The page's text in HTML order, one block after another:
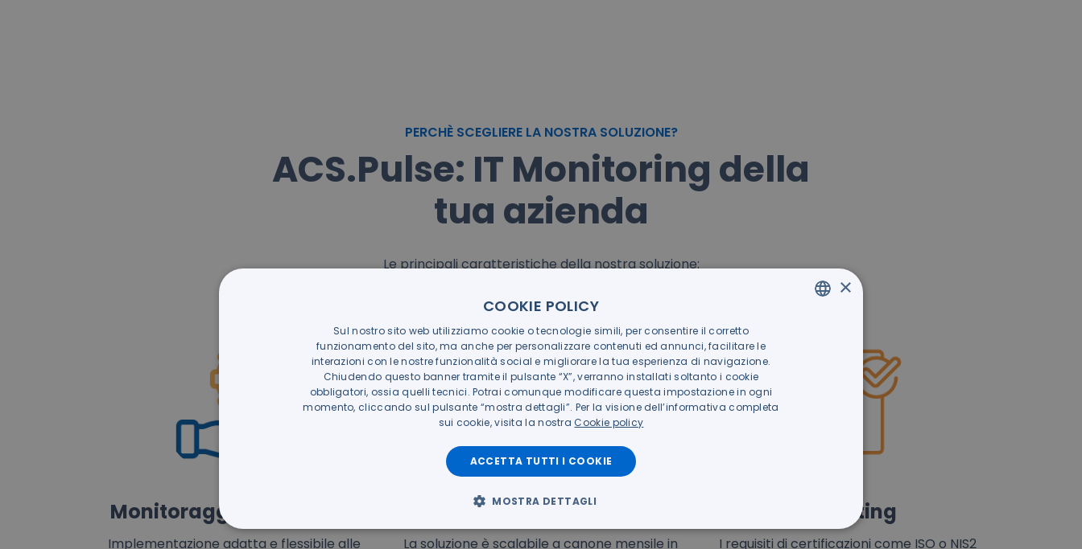
PERCHÈ SCEGLIERE LA NOSTRA SOLUZIONE?
ACS.Pulse: IT Monitoring della
tua azienda
Le principali caratteristiche della nostra soluzione:
Monitoraggio e supporto
Implementazione adatta e flessibile alle
Soluzione scalabile
La soluzione è scalabile a canone mensile in
Reporting
I requisiti di certificazioni come ISO o NIS2
×
COOKIE POLICY
Sul nostro sito web utilizziamo cookie o tecnologie simili, per consentire il corretto
funzionamento del sito, ma anche per personalizzare contenuti ed annunci, facilitare le
interazioni con le nostre funzionalità social e migliorare la tua esperienza di navigazione.
Chiudendo questo banner tramite il pulsante “X”, verranno installati soltanto i cookie
obbligatori, ossia quelli tecnici. Potrai comunque modificare questa impostazione in ogni
momento, cliccando sul pulsante “mostra dettagli”. Per la visione dell’informativa completa
sui cookie, visita la nostra Cookie policy
ACCETTA TUTTI I COOKIE
MOSTRA DETTAGLI